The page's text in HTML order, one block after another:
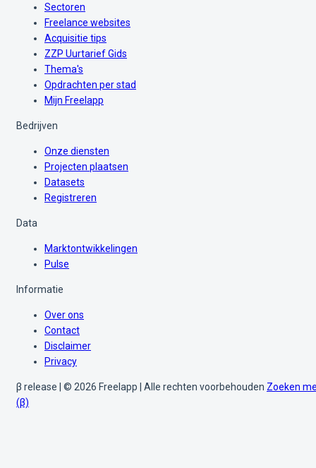
Sectoren
Freelance websites
Acquisitie tips
ZZP Uurtarief Gids
Thema's
Opdrachten per stad
Mijn Freelapp
Bedrijven
Onze diensten
Projecten plaatsen
Datasets
Registreren
Data
Marktontwikkelingen
Pulse
Informatie
Over ons
Contact
Disclaimer
Privacy
β release | © 2026 Freelapp | Alle rechten voorbehouden Zoeken
(β)